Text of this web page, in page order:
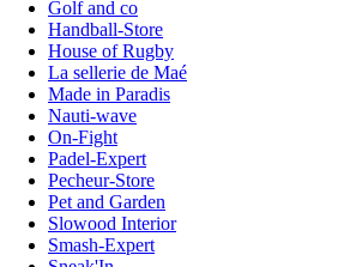
Golf and co
Handball-Store
House of Rugby
La sellerie de Maé
Made in Paradis
Nauti-wave
On-Fight
Padel-Expert
Pecheur-Store
Pet and Garden
Slowood Interior
Smash-Expert